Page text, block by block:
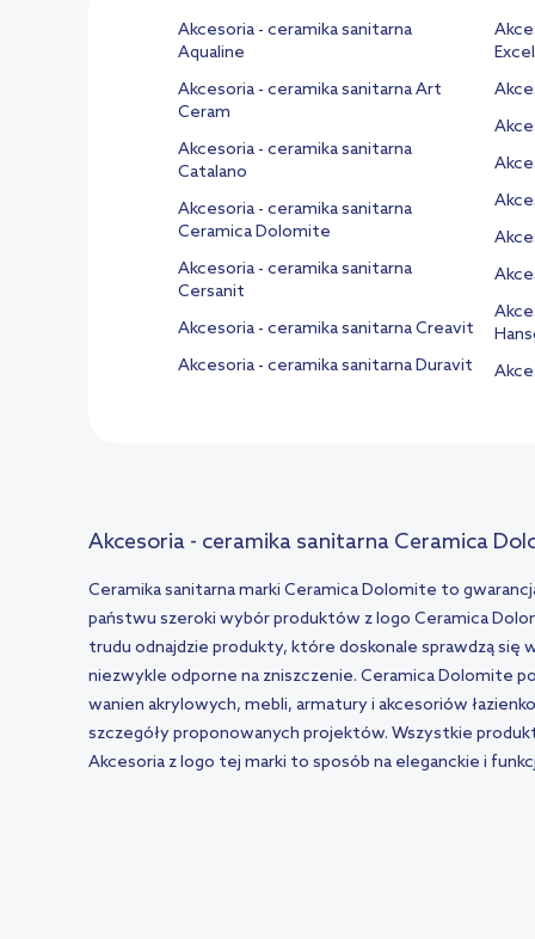
Akcesoria - ceramika sanitarna
Aqualine
Akcesoria - ceramika sanitarna Art
Ceram
Akcesoria - ceramika sanitarna
Catalano
Akcesoria - ceramika sanitarna
Ceramica Dolomite
Akcesoria - ceramika sanitarna
Cersanit
Akcesoria - ceramika sanitarna Creavit
Akcesoria - ceramika sanitarna Duravit
Akcesoria - ceramika sanitarna Ceramica
Ceramika sanitarna marki Ceramica Dolomite to
państwu szeroki wybór produktów z logo Ceramica
trudu odnajdzie produkty, które doskonale sprawdzą się
niezwykle odporne na zniszczenie. Ceramica Dolomite
wanien akrylowych, mebli, armatury i akcesoriów
szczegóły proponowanych projektów. Wszystkie
Akcesoria z logo tej marki to sposób na eleganckie i